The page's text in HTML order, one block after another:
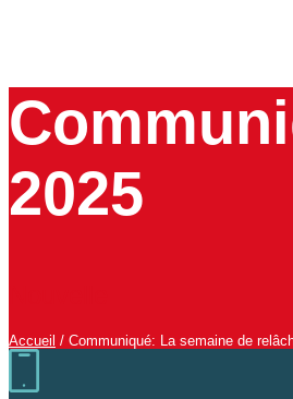
2025
Accueil / Communiqué: La semaine de